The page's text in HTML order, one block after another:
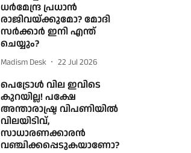
ധര്‍മേന്ദ്ര പ്രധാന്‍
രാജിവയ്ക്കുമോ? മോദി
സര്‍ക്കാര്‍ ഇനി എന്ത്
ചെയ്യും?
Madism Desk 22 Jul 2026
പെട്രോള്‍ വില ഇവിടെ
കുറയില്ല! പക്ഷേ
അന്താരാഷ്ട്ര വിപണിയില്‍
വിലയിടിവ്,
സാധാരണക്കാരന്‍
വഞ്ചിക്കപ്പെടുകയാണോ?